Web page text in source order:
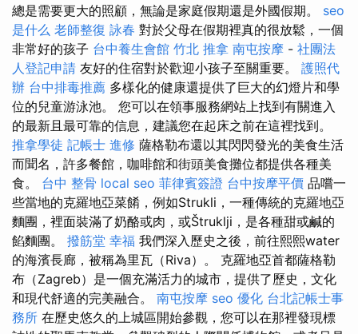
總是需要更大的照顧，無論是家庭假期還是外國假期。 seo
是什么 老師整復 詠春 對於父母在假期裡真的很放鬆，一個
非常好的孩子 台中養生會館 竹北 推拿 南屯按摩 - 社團法
人登記申請 友好的住宿對於歡迎小孩子至關重要。 護照代
辦 台中排毒推薦 多樣化的健康還提供了巨大的幻燈片和學
位的兒童游泳池。 您可以在領事服務網站上找到有關進入
的最新且最可靠的信息，建議您在起床之前在這裡找到。
推拿學徒 記帳士 進修 薩格勒布還以其閃閃發光的美食生活
而聞名，許多餐館，咖啡館和街頭美食攤位都提供各種美
食。 台中 整骨 local seo 菲律賓簽證 台中按摩平價 品嚐一
些當地的克羅地亞菜餚，例如Strukli，一種傳統的克羅地亞
麵團，裡面裝滿了奶酪或肉，或Štruklji，是各種甜或鹹的
餡麵團。 撥筋堂 幸福 我們深入歷史之後，前往熙熙water
的海濱長廊，被稱為里瓦（Riva）。 克羅地亞首都薩格勒
布（Zagreb）是一個充滿活力的城市，提供了歷史，文化
和現代舒適的完美融合。 南屯按摩 seo 優化 台北記帳士事
務所 在歷史悠久的上城區開始參觀，您可以在那裡發現標